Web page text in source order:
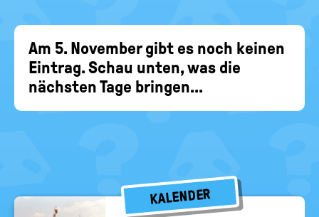
Bildung
/
Am 5. November gibt es noch keinen
Eintrag. Schau unten, was die
nächsten Tage bringen...
KALENDER